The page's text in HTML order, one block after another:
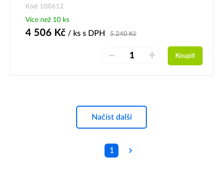
Kód: 100612
Více než 10 ks
4 506 Kč / ks s DPH 5 240Kč
– + Koupit
Načíst další
1